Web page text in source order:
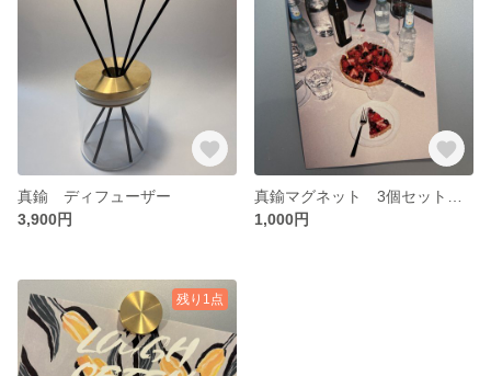
真鍮 ディフューザー
3,900円
1,000円
残り1点